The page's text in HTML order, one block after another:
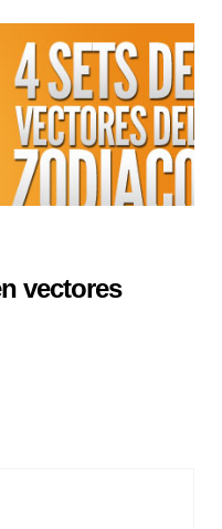
vectores